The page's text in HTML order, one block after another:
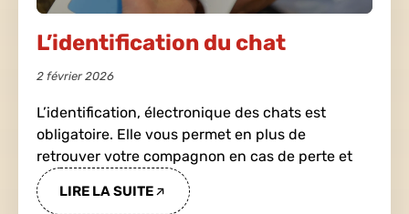
L’identification du chat
2 février 2026
L’identification, électronique des chats est
obligatoire. Elle vous permet en plus de
retrouver votre compagnon en cas de perte et
LIRE LA SUITE